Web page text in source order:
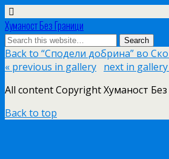
Хуманост Без Граници
Back to “Сподели добрина” во
« previous in gallery next in gallery
All content Copyright Хуманост
Back to top